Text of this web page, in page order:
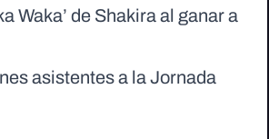
Waka’ de Shakira al ganar a
asistentes a la Jornada